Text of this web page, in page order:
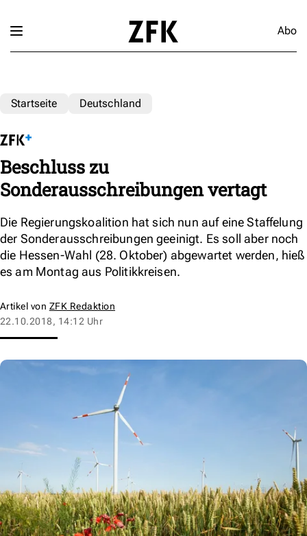
Abo
Startseite Deutschland
Beschluss zu
Sonderausschreibungen vertagt
Die Regierungskoalition hat sich nun auf eine Staffelung
der Sonderausschreibungen geeinigt. Es soll aber noch
die Hessen-Wahl (28. Oktober) abgewartet werden, hieß
es am Montag aus Politikkreisen.
Artikel von ZFK Redaktion
22.10.2018, 14:12 Uhr